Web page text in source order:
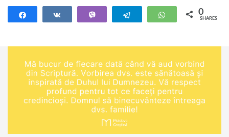
Telegram WhatsApp
0
SHARES